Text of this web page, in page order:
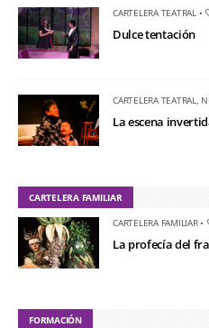
CARTELERA TEATRAL•
Dulce tentación
CARTELERA TEATRAL,
La escena
CARTELERA FAMILIAR
CARTELERA FAMILIAR•
La profecía del
FORMACIÓN